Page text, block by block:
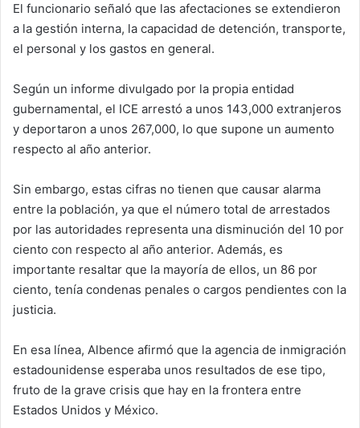
El funcionario señaló que las afectaciones se extendieron
a la gestión interna, la capacidad de detención, transporte,
el personal y los gastos en general.
Según un informe divulgado por la propia entidad
gubernamental, el ICE arrestó a unos 143,000 extranjeros
y deportaron a unos 267,000, lo que supone un aumento
respecto al año anterior.
Sin embargo, estas cifras no tienen que causar alarma
entre la población, ya que el número total de arrestados
por las autoridades representa una disminución del 10 por
ciento con respecto al año anterior. Además, es
importante resaltar que la mayoría de ellos, un 86 por
ciento, tenía condenas penales o cargos pendientes con la
justicia.
En esa línea, Albence afirmó que la agencia de inmigración
estadounidense esperaba unos resultados de ese tipo,
fruto de la grave crisis que hay en la frontera entre
Estados Unidos y México.